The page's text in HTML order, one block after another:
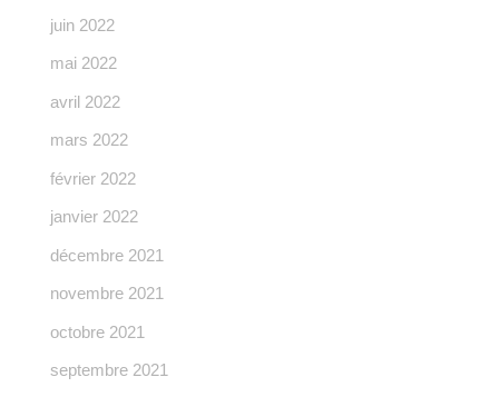
juin 2022
mai 2022
avril 2022
mars 2022
février 2022
janvier 2022
décembre 2021
novembre 2021
octobre 2021
septembre 2021